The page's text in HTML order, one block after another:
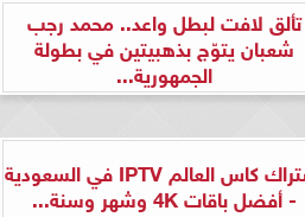
تألق لافت لبطل واعد.. محمد رجب
شعبان يتوّج بذهبيتين في بطولة
الجمهورية...
اشتراك كاس العالم IPTV في السعودية
- أفضل باقات 4K وشهر وسنة...